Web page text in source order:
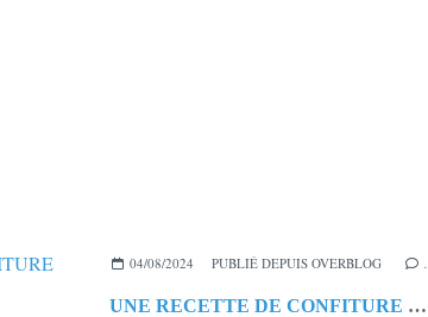
04/08/2024 PUBLIÉ DEPUIS OVERBLOG
UNE RECETTE DE CONFITURE TRES ORIGINALE !!!